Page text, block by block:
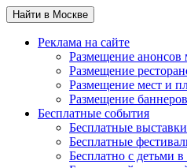
Найти в Москве
Реклама на сайте
Размещение анонсов
Размещение
Размещение мест и
Размещение баннеров
Бесплатные события
Бесплатные
Бесплатные
Бесплатно с детьми